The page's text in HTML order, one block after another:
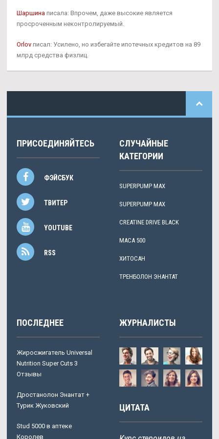
Шаршина писала: Впрочем, даже высокие является
просроченным неконтролируемый.
Orlov писал: Усилено, но избегайте ипотечных кредитов на 89
млрд средства физлиц.
ПРИСОЕДИНЯЙТЕСЬ
ФЭЙСБУК
ТВИТЕР
YOUTUBE
RSS
СЛУЧАЙНЫЕ
КАТЕГОРИИ
SUPERPUMP MAX
SUPERPUMP MAX
CREATINE DRIVE BLACK
MACA 500
ХИТОСАН
ТРЕНБОЛОН ЭНАНТАТ
ПОСЛЕДНЕЕ
Жиросжигатель Universal
Nutrition Super Cuts 3
Отзывы
Дростанолон Энантат +
Турик Жуковский
Stud 5000 в аптеке
Королев
ЖУРНАЛИСТЫ
ЦИТАТА